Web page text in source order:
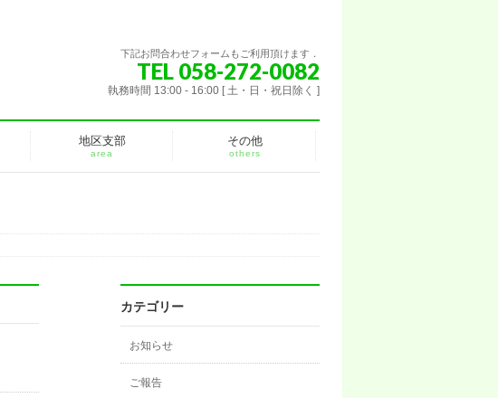
下記お問合わせフォームもご利用頂けます．
TEL 058-272-0082
執務時間 13:00 - 16:00 [ 土・日・祝日除く ]
地区支部
area
その他
others
カテゴリー
お知らせ
ご報告